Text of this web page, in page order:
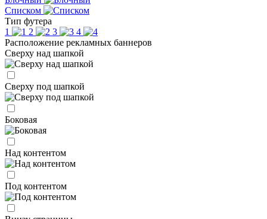
Списком
Тип футера
1
2 3
4
Расположение рекламных баннеров
Сверху над шапкой
Сверху под шапкой
Боковая
Над контентом
Под контентом